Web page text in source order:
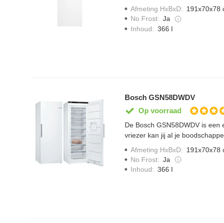
vrieslades waarvan 1 big box,
rechtsdraaiend maar
Afmeting HxBxD: 191x70x78
No Frost: Ja
Inhoud: 366 l
Bosch GSN58DWDV
Op voorraad
De Bosch GSN58DWDV is
vriezer kan jij al je
uiterlijk. Ontdooien is verleden
diepvrieslade stapel je
Afmeting HxBxD: 191x70x78
No Frost: Ja
Inhoud: 366 l